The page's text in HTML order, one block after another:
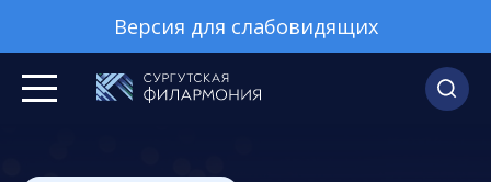
Версия для слабовидящих